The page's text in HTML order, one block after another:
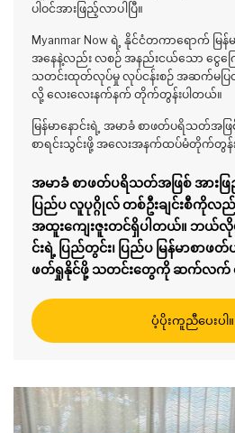
ပါဝင်အားဖြည့်လာပါပြီ။
Myanmar Now ရဲ့ နိုင်ငံတကာရောက် မ
အနေနဲ့လည်း လစဉ် အနည်းငယ်သော ငွေကြ
သတင်းထုတ်လုပ်မှု လုပ်ငန်းစဉ် အဆက်မပြတ်ဖို့
လို့ လေးလေးနက်နက် တိုက်တွန်းပါတယ်။
မြန်မာနောင်းရဲ့ အမာခံ စာဖတ်ပရိသတ်အဖ
စာရင်းသွင်းဖို့ အလေးအနက်ထပ်မံတိုက်တွန်း ပ
အမာခံ စာဖတ်ပရိသတ်အဖြစ် အားဖ
ပြည်ပ လူပုဂ္ဂိုလ် တစ်ဦးချင်းစီကိုလည်
အထူးကျေးဇူးတင်ရှိပါတယ်။ ဘယ်လိုပဲဖ
င်းရဲ့ ပြည်တွင်း၊ ပြည်ပ မြန်မာစ
ဖတ်ရှုနိုင်ဖို့ သတင်းတွေကို ဆက်လက် ဖေ
ပံ့ပိုးကူညီပေးပါ။